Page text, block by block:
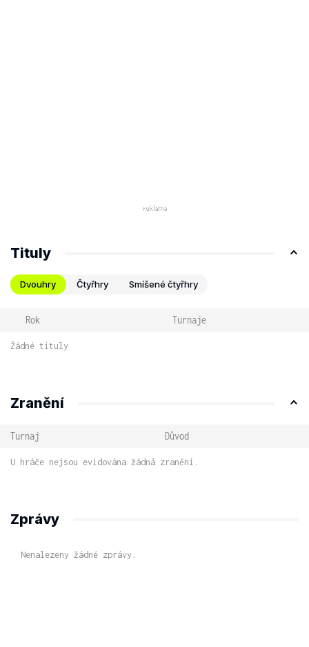
Tituly
Dvouhry Čtyřhry Smíšené čtyřhry
Rok Turnaje
Žádné tituly
Zranění
Turnaj Důvod
U hráče nejsou evidována žádná zranění.
Zprávy
Nenalezeny žádné zprávy.